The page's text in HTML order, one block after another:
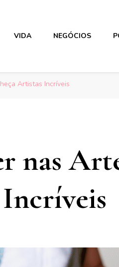
VIDA NEGÓCIOS
Artistas Incríveis
nas